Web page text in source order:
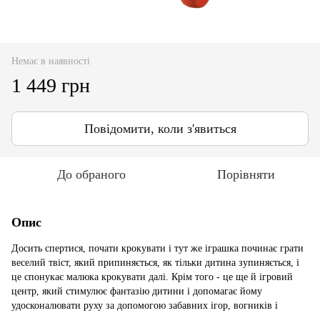
Немає в наявності
1 449 грн
Повідомити, коли з'явиться
До обраного Порівняти
Опис
Досить спертися, почати крокувати і тут же іграшка починає грати
веселий твіст, який припиняється, як тільки дитина зупиняється, і
це спонукає малюка крокувати далі. Крім того - це ще й ігровий
центр, який стимулює фантазію дитини і допомагає йому
удосконалювати руху за допомогою забавних ігор, вогників і